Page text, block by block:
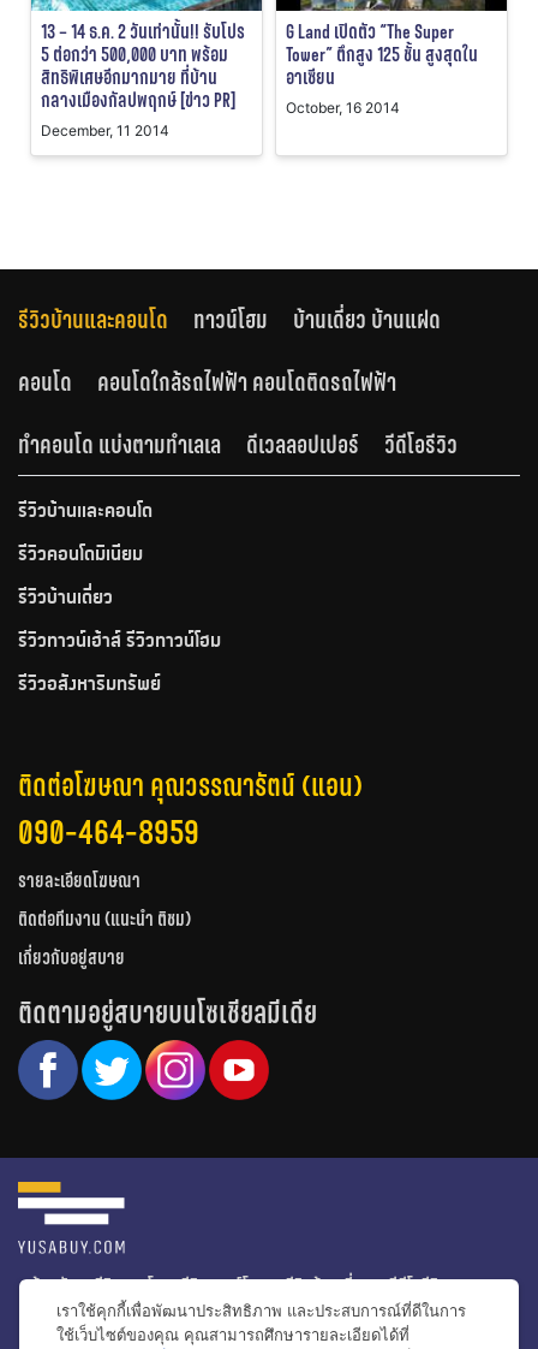
13 – 14 ธ.ค. 2 วันเท่านั้น!! รับโปร
5 ต่อกว่า 500,000 บาท พร้อม
สิทธิพิเศษอีกมากมาย ที่บ้าน
กลางเมืองกัลปพฤกษ์ [ข่าว PR]
December, 11 2014
G Land เปิดตัว “The Super
Tower” ตึกสูง 125 ชั้น สูงสุดใน
อาเซียน
October, 16 2014
รีวิวบ้านและคอนโด ทาวน์โฮม
บ้านเดี่ยว บ้านแฝด
คอนโด
คอนโดใกล้รถไฟฟ้า คอนโดติดรถไฟฟ้า
ทำคอนโด แบ่งตามทำเลเล
ดีเวลลอปเปอร์ วีดีโอรีวิว
รีวิวบ้านและคอนโด
รีวิวคอนโดมิเนียม
รีวิวบ้านเดี่ยว
รีวิวทาวน์เฮ้าส์ รีวิวทาวน์โฮม
รีวิวอสังหาริมทรัพย์
ติดต่อโฆษณา คุณวรรณารัตน์ (แอน)
090-464-8959
รายละเอียดโฆษณา
ติดต่อทีมงาน (แนะนำ ติชม)
เกี่ยวกับอยู่สบาย
ติดตามอยู่สบายบนโซเชียลมีเดีย
หน้าหลัก รีวิวคอนโด รีวิวทาวน์โฮม รีวิวบ้านเดี่ยว
วีดีโอรีวิว
ไอเดียแต่งบ้าน
ข่าวอสังหาริมทรัพย์ โปรโมชั่นบ้านและคอนโด
เราใช้คุกกี้เพื่อพัฒนาประสิทธิภาพ และประสบการณ์ที่ดีในการ
ใช้เว็บไซต์ของคุณ คุณสามารถศึกษารายละเอียดได้ที่